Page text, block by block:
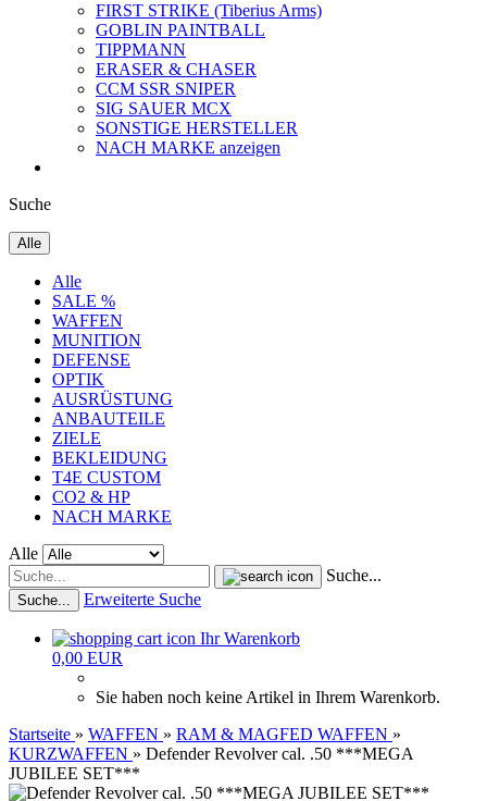
FIRST STRIKE (Tiberius Arms)
GOBLIN PAINTBALL
TIPPMANN
ERASER & CHASER
CCM SSR SNIPER
SIG SAUER MCX
SONSTIGE HERSTELLER
NACH MARKE anzeigen
Suche
Alle
Alle
SALE %
WAFFEN
MUNITION
DEFENSE
OPTIK
AUSRÜSTUNG
ANBAUTEILE
ZIELE
BEKLEIDUNG
T4E CUSTOM
CO2 & HP
NACH MARKE
Alle
Suche...
Suche... Erweiterte Suche
Ihr Warenkorb
0,00 EUR
Sie haben noch keine Artikel in Ihrem Warenkorb.
Startseite » WAFFEN » RAM & MAGFED WAFFEN »
KURZWAFFEN » Defender Revolver cal. .50 ***MEGA
JUBILEE SET***